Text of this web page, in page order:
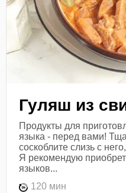
Гуляш из
Продукты для
языка - перед вами!
соскоблите слизь с
Я рекомендую
языков...
120 мин